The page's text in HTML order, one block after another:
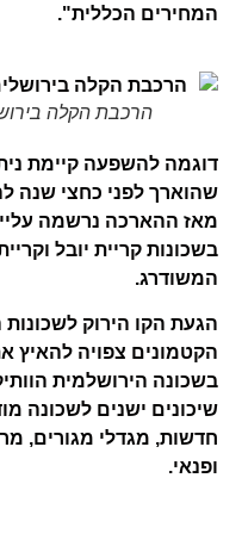
המחירים הכללית".
הרכבת הקלה
דוגמה להשפעה קיימת
שהוארך לפני כחצי שנה
בשכונות קריית יובל
המשודרג.
הגעת הקו הירוק
הקטמונים צפויה להאיץ
בשכונה הירושלמית
שיכונים ישנים לשכונה
חדשות, מגדלי מגורים,
ופנאי.